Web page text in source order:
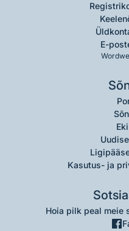
E-post
Kasutus- ja
Hoia pilk peal meie